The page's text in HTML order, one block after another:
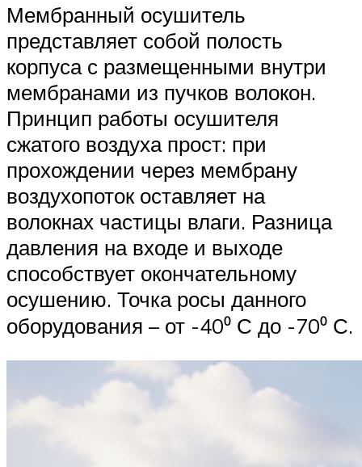
Мембранный осушитель
представляет собой полость
корпуса с размещенными внутри
мембранами из пучков волокон.
Принцип работы осушителя
сжатого воздуха прост: при
прохождении через мембрану
воздухопоток оставляет на
волокнах частицы влаги. Разница
давления на входе и выходе
способствует окончательному
осушению. Точка росы данного
оборудования – от -40⁰ С до -70⁰ С.